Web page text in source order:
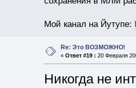
Мой канал на Йутупе:
Re: Это ВОЗМОЖНО!
« Ответ #19 : 20 Февраля
Никогда не